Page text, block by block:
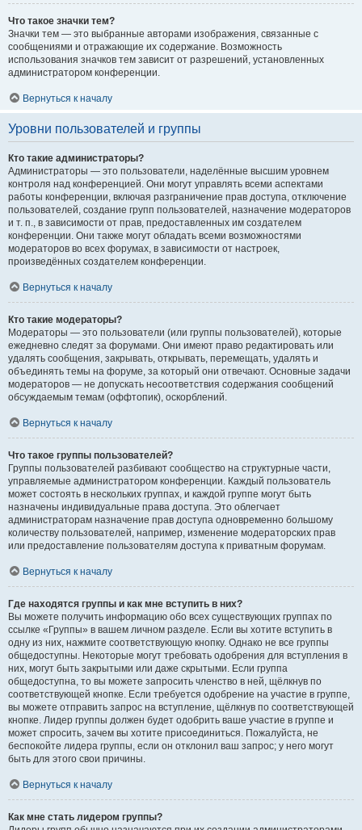
Что такое значки тем?
Значки тем — это выбранные авторами изображения, связанные с
сообщениями и отражающие их содержание. Возможность
использования значков тем зависит от разрешений, установленных
администратором конференции.
Вернуться к началу
Уровни пользователей и группы
Кто такие администраторы?
Администраторы — это пользователи, наделённые высшим уровнем
контроля над конференцией. Они могут управлять всеми аспектами
работы конференции, включая разграничение прав доступа, отключение
пользователей, создание групп пользователей, назначение модераторов
и т. п., в зависимости от прав, предоставленных им создателем
конференции. Они также могут обладать всеми возможностями
модераторов во всех форумах, в зависимости от настроек,
произведённых создателем конференции.
Вернуться к началу
Кто такие модераторы?
Модераторы — это пользователи (или группы пользователей), которые
ежедневно следят за форумами. Они имеют право редактировать или
удалять сообщения, закрывать, открывать, перемещать, удалять и
объединять темы на форуме, за который они отвечают. Основные задачи
модераторов — не допускать несоответствия содержания сообщений
обсуждаемым темам (оффтопик), оскорблений.
Вернуться к началу
Что такое группы пользователей?
Группы пользователей разбивают сообщество на структурные части,
управляемые администратором конференции. Каждый пользователь
может состоять в нескольких группах, и каждой группе могут быть
назначены индивидуальные права доступа. Это облегчает
администраторам назначение прав доступа одновременно большому
количеству пользователей, например, изменение модераторских прав
или предоставление пользователям доступа к приватным форумам.
Вернуться к началу
Где находятся группы и как мне вступить в них?
Вы можете получить информацию обо всех существующих группах по
ссылке «Группы» в вашем личном разделе. Если вы хотите вступить в
одну из них, нажмите соответствующую кнопку. Однако не все группы
общедоступны. Некоторые могут требовать одобрения для вступления в
них, могут быть закрытыми или даже скрытыми. Если группа
общедоступна, то вы можете запросить членство в ней, щёлкнув по
соответствующей кнопке. Если требуется одобрение на участие в группе,
вы можете отправить запрос на вступление, щёлкнув по соответствующей
кнопке. Лидер группы должен будет одобрить ваше участие в группе и
может спросить, зачем вы хотите присоединиться. Пожалуйста, не
беспокойте лидера группы, если он отклонил ваш запрос; у него могут
быть для этого свои причины.
Вернуться к началу
Как мне стать лидером группы?